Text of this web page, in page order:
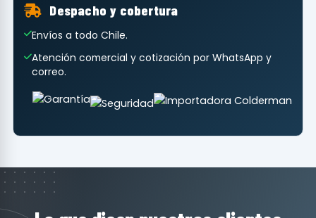
Despacho y cobertura
Envíos a todo Chile.
Atención comercial y cotización por WhatsApp y
correo.